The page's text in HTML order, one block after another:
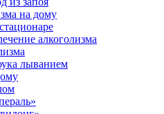
на дому
алкоголизма
лыванием